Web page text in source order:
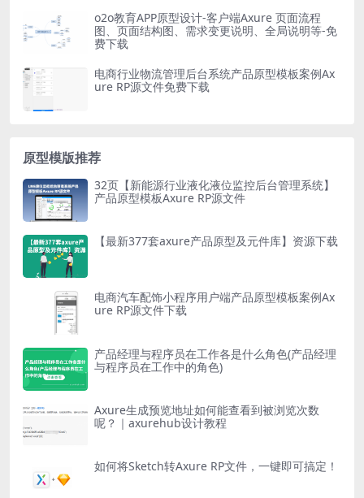
o2o教育APP原型设计-客户端Axure 页面流程
图、页面结构图、需求变更说明、全局说明等-免
费下载
电商行业物流管理后台系统产品原型模板案例Ax
ure RP源文件免费下载
原型模版推荐
32页【新能源行业液化液位监控后台管理系统】
产品原型模板Axure RP源文件
【最新377套axure产品原型及元件库】资源下载
电商汽车配饰小程序用户端产品原型模板案例Ax
ure RP源文件下载
产品经理与程序员在工作各是什么角色(产品经理
与程序员在工作中的角色)
Axure生成预览地址如何能查看到被浏览次数
呢？｜axurehub设计教程
如何将Sketch转Axure RP文件，一键即可搞定！